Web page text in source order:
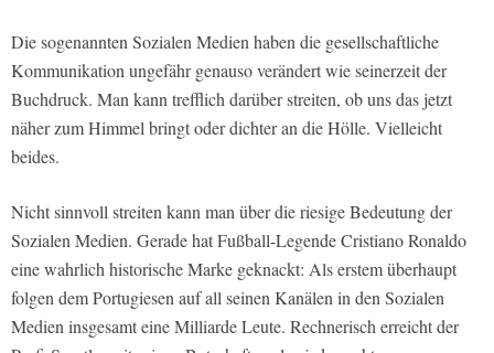
Die sogenannten Sozialen Medien haben die gesellschaftliche
Kommunikation ungefähr genauso verändert wie seinerzeit der
Buchdruck. Man kann trefflich darüber streiten, ob uns das jetzt
näher zum Himmel bringt oder dichter an die Hölle. Vielleicht
beides.
Nicht sinnvoll streiten kann man über die riesige Bedeutung der
Sozialen Medien. Gerade hat Fußball-Legende Cristiano Ronaldo
eine wahrlich historische Marke geknackt: Als erstem überhaupt
folgen dem Portugiesen auf all seinen Kanälen in den Sozialen
Medien insgesamt eine Milliarde Leute. Rechnerisch erreicht der